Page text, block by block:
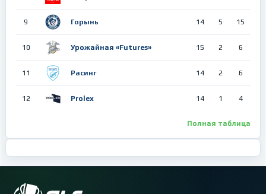
9 Горынь 14 5 15
10 Урожайная «Futures» 15 2 6
11 Расинг 14 2 6
12 Prolex 14 1 4
Полная таблица